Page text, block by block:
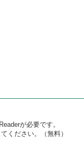
が必要です。
ください。（無料）